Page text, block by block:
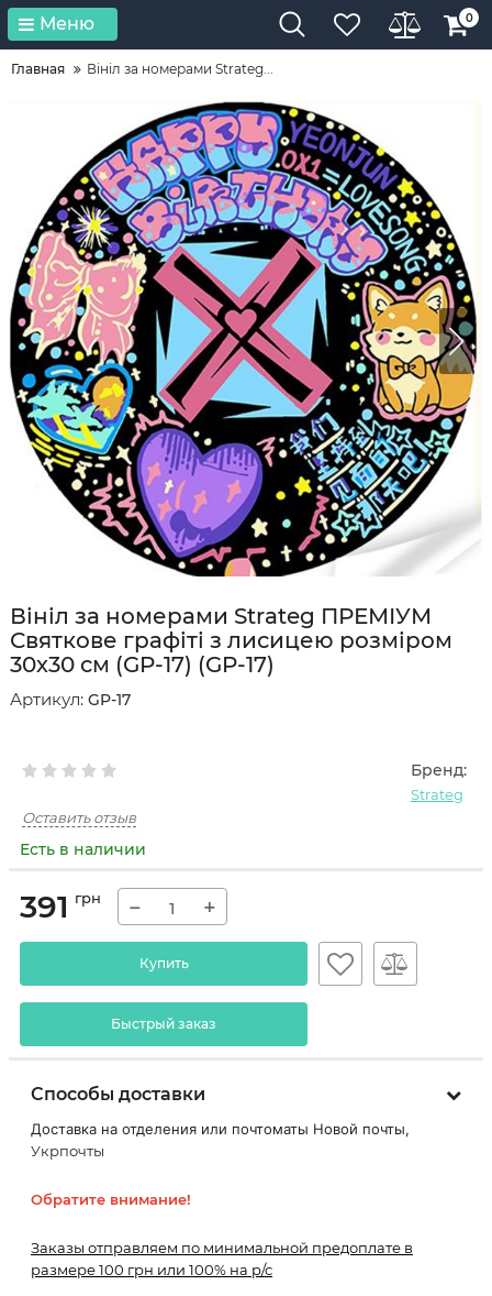
Меню 0
Главная Вініл за номерами Strateg...
Вініл за номерами Strateg ПРЕМІУМ
Святкове графіті з лисицею розміром
30х30 см (GP-17) (GP-17)
Артикул: GP-17
Бренд:
Strateg
Оставить отзыв
Есть в наличии
391 грн − +
Купить
Быстрый заказ
Способы доставки
Доставка на отделения или почтоматы Новой почты,
Укрпочты
Обратите внимание!
Заказы отправляем по минимальной предоплате в
размере 100 грн или 100% на р/с